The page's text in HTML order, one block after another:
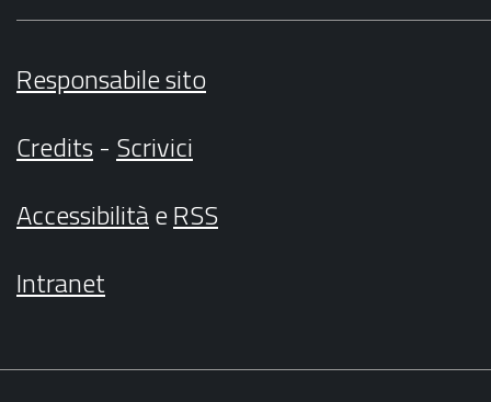
Responsabile sito
Credits- Scrivici
AccessibilitàeRSS
Intranet